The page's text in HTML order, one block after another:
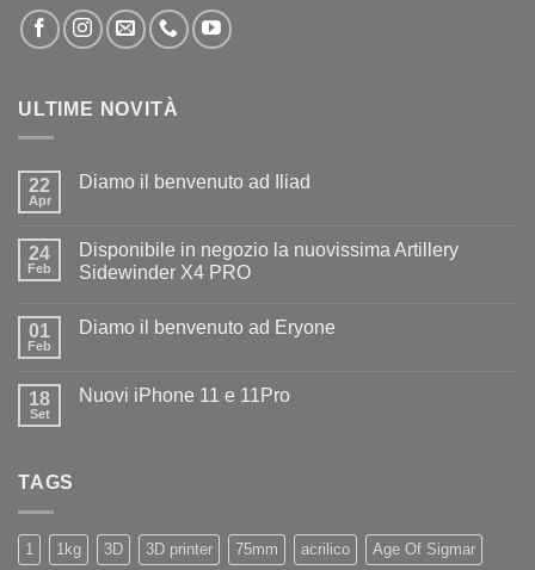
ULTIME NOVITÀ
22
Apr
Diamo il benvenuto ad Iliad
Diamo
il
benvenuto
24
Feb
Disponibile in negozio la nuovissima Artillery
Sidewinder X4 PRO
su
la
nuovissima
01
Feb
Diamo il benvenuto ad Eryone
Diamo
18
Set
Nuovi iPhone 11 e 11Pro
TAGS
1 1kg 3D 3D printer 75mm acrilico Age Of Sigmar